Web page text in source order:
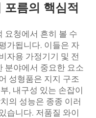
름의 핵심적
요청에서 흔히 볼 수
가됩니다. 이들은 자
자용 가정기기 및 전
분야에서 중요한 요소
성형품은 지지 구조
, 내구성 있는 손잡이
의 성능은 종종 이러
습니다. 저품질 와이